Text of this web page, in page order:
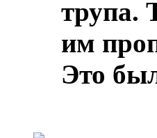
трупа.
им
Это